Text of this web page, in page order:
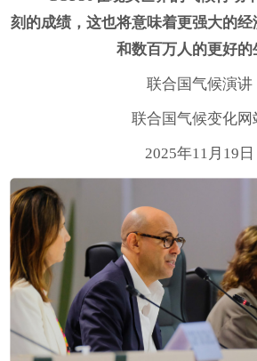
刻的成绩，这也将意味着更强大的
和数百万人的更好的
联合国气候演讲
联合国气候变化网
2025年11月19日